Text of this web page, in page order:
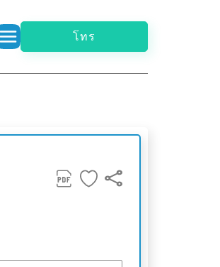
โทร